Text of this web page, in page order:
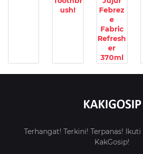
ush!
Febrez
e
Fabric
Refresh
er
370ml
Terhangat! Terkini! Terpanas!
KakGosip!